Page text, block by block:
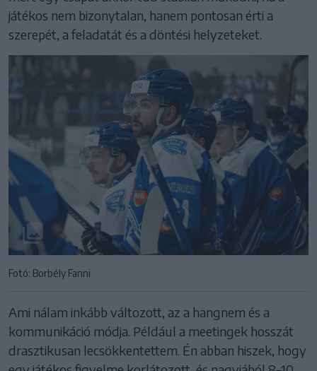
játékos nem bizonytalan, hanem pontosan érti a
szerepét, a feladatát és a döntési helyzeteket.
Fotó: Borbély Fanni
Ami nálam inkább változott, az a hangnem és a
kommunikáció módja. Például a meetingek hosszát
drasztikusan lecsökkentettem. Én abban hiszek, hogy